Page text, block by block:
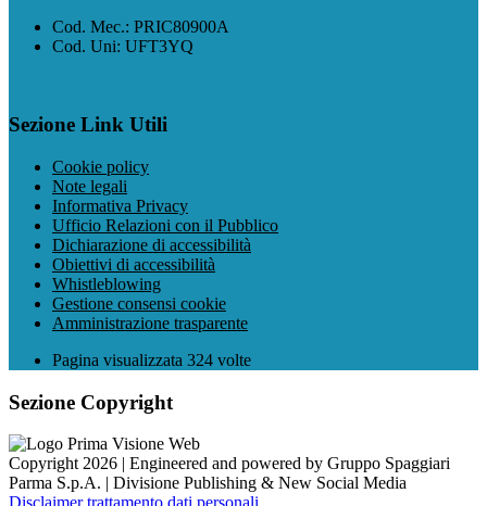
Cod. Mec.: PRIC80900A
Cod. Uni: UFT3YQ
Sezione Link Utili
Cookie policy
Note legali
Informativa Privacy
Ufficio Relazioni con il Pubblico
Dichiarazione di accessibilità
Obiettivi di accessibilità
Whistleblowing
Gestione consensi cookie
Amministrazione trasparente
Pagina visualizzata 324 volte
Sezione Copyright
Copyright 2026 | Engineered and powered by Gruppo Spaggiari
Parma S.p.A. | Divisione Publishing & New Social Media